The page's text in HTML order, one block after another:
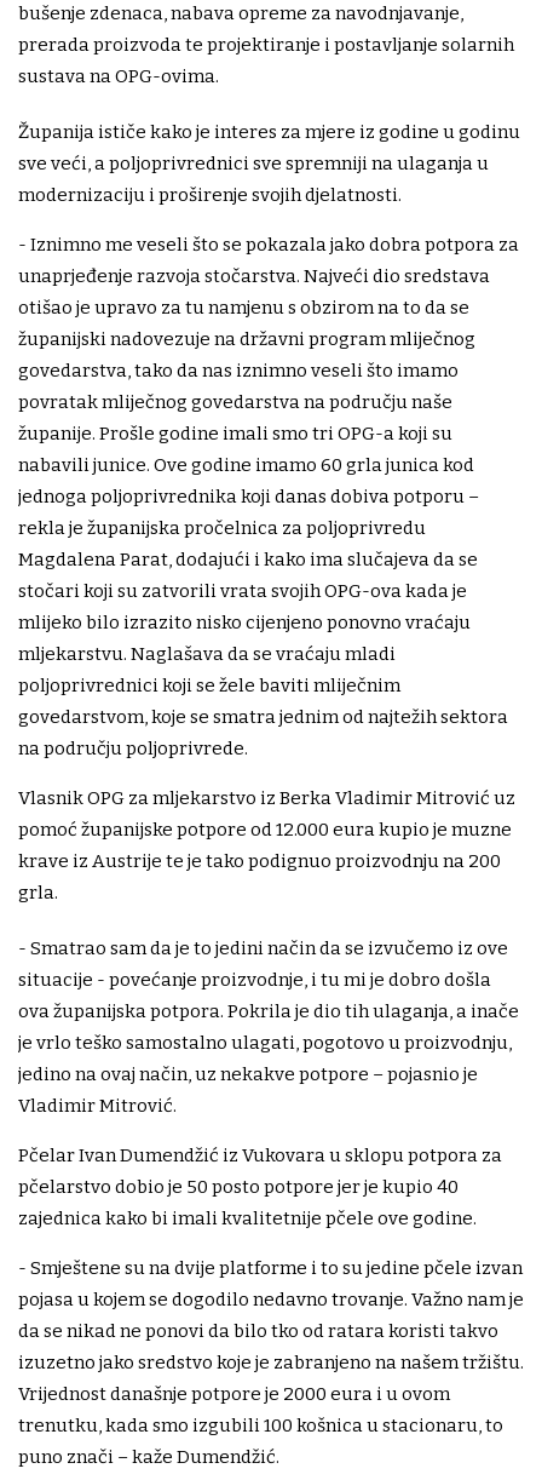
bušenje zdenaca, nabava opreme za navodnjavanje,
prerada proizvoda te projektiranje i postavljanje solarnih
sustava na OPG-ovima.
Županija ističe kako je interes za mjere iz godine u godinu
sve veći, a poljoprivrednici sve spremniji na ulaganja u
modernizaciju i proširenje svojih djelatnosti.
- Iznimno me veseli što se pokazala jako dobra potpora za
unaprjeđenje razvoja stočarstva. Najveći dio sredstava
otišao je upravo za tu namjenu s obzirom na to da se
županijski nadovezuje na državni program mliječnog
govedarstva, tako da nas iznimno veseli što imamo
povratak mliječnog govedarstva na području naše
županije. Prošle godine imali smo tri OPG-a koji su
nabavili junice. Ove godine imamo 60 grla junica kod
jednoga poljoprivrednika koji danas dobiva potporu –
rekla je županijska pročelnica za poljoprivredu
Magdalena Parat, dodajući i kako ima slučajeva da se
stočari koji su zatvorili vrata svojih OPG-ova kada je
mlijeko bilo izrazito nisko cijenjeno ponovno vraćaju
mljekarstvu. Naglašava da se vraćaju mladi
poljoprivrednici koji se žele baviti mliječnim
govedarstvom, koje se smatra jednim od najtežih sektora
na području poljoprivrede.
Vlasnik OPG za mljekarstvo iz Berka Vladimir Mitrović uz
pomoć županijske potpore od 12.000 eura kupio je muzne
krave iz Austrije te je tako podignuo proizvodnju na 200
grla.
- Smatrao sam da je to jedini način da se izvučemo iz ove
situacije - povećanje proizvodnje, i tu mi je dobro došla
ova županijska potpora. Pokrila je dio tih ulaganja, a inače
je vrlo teško samostalno ulagati, pogotovo u proizvodnju,
jedino na ovaj način, uz nekakve potpore – pojasnio je
Vladimir Mitrović.
Pčelar Ivan Dumendžić iz Vukovara u sklopu potpora za
pčelarstvo dobio je 50 posto potpore jer je kupio 40
zajednica kako bi imali kvalitetnije pčele ove godine.
- Smještene su na dvije platforme i to su jedine pčele izvan
pojasa u kojem se dogodilo nedavno trovanje. Važno nam je
da se nikad ne ponovi da bilo tko od ratara koristi takvo
izuzetno jako sredstvo koje je zabranjeno na našem tržištu.
Vrijednost današnje potpore je 2000 eura i u ovom
trenutku, kada smo izgubili 100 košnica u stacionaru, to
puno znači – kaže Dumendžić.